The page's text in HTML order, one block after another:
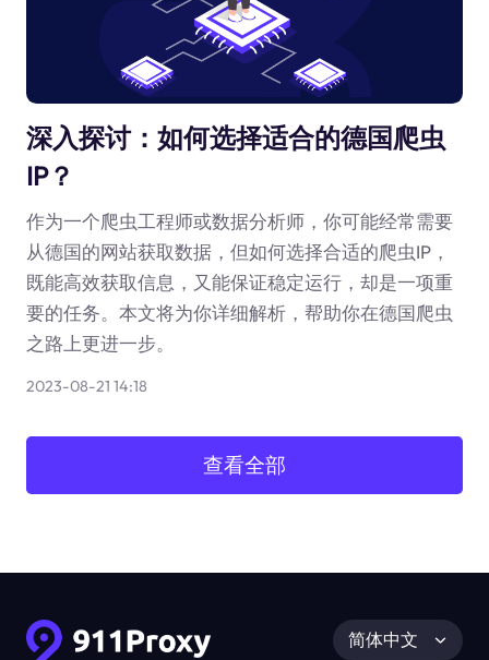
深入探讨：如何选择适合的德国爬虫
IP？
作为一个爬虫工程师或数据分析师，你可能经常需要
从德国的网站获取数据，但如何选择合适的爬虫IP，
既能高效获取信息，又能保证稳定运行，却是一项重
要的任务。本文将为你详细解析，帮助你在德国爬虫
之路上更进一步。
2023-08-21 14:18
查看全部
简体中文